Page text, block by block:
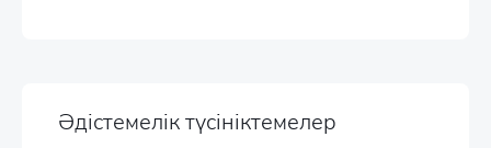
Әдістемелік түсініктемелер